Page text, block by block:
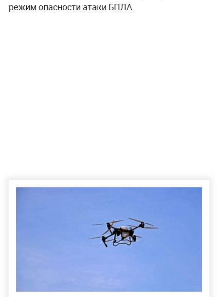
режим опасности атаки БПЛА.